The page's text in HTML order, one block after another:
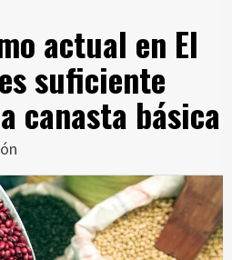
actual en El
suficiente
canasta básica